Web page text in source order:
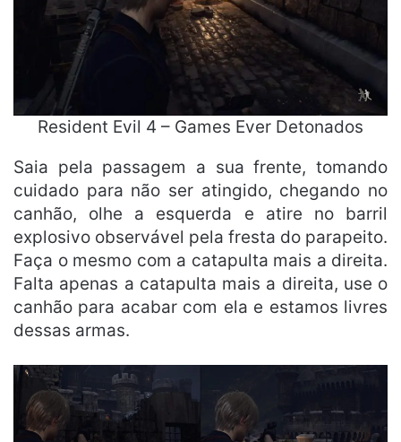
Resident Evil 4 – Games Ever Detonados
Saia pela passagem a sua frente, tomando
cuidado para não ser atingido, chegando no
canhão, olhe a esquerda e atire no barril
explosivo observável pela fresta do parapeito.
Faça o mesmo com a catapulta mais a direita.
Falta apenas a catapulta mais a direita, use o
canhão para acabar com ela e estamos livres
dessas armas.